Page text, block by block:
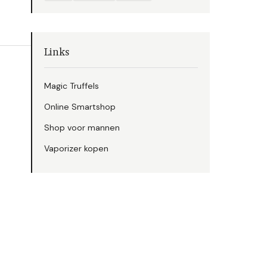
Links
Magic Truffels
Online Smartshop
Shop voor mannen
Vaporizer kopen